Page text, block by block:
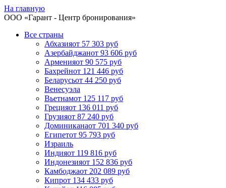
На главную
ООО «Гарант - Центр бронирования»
Все страны
Абхазияот 57 303 руб
Азербайджанот 93 606 руб
Арменияот 90 575 руб
Бахрейнот 121 446 руб
Беларусьот 44 250 руб
Венесуэла
Вьетнамот 125 117 руб
Грецияот 136 011 руб
Грузияот 87 240 руб
Доминиканаот 701 340 руб
Египетот 95 793 руб
Израиль
Индияот 119 816 руб
Индонезияот 152 836 руб
Камбоджаот 202 089 руб
Кипрот 134 433 руб